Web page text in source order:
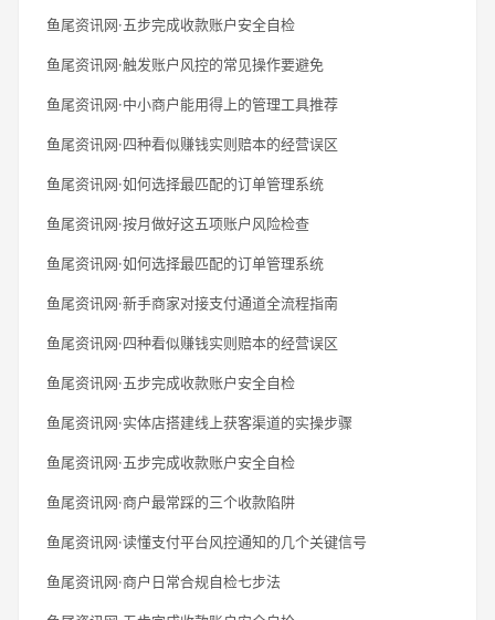
鱼尾资讯网·五步完成收款账户安全自检
鱼尾资讯网·触发账户风控的常见操作要避免
鱼尾资讯网·中小商户能用得上的管理工具推荐
鱼尾资讯网·四种看似赚钱实则赔本的经营误区
鱼尾资讯网·如何选择最匹配的订单管理系统
鱼尾资讯网·按月做好这五项账户风险检查
鱼尾资讯网·如何选择最匹配的订单管理系统
鱼尾资讯网·新手商家对接支付通道全流程指南
鱼尾资讯网·四种看似赚钱实则赔本的经营误区
鱼尾资讯网·五步完成收款账户安全自检
鱼尾资讯网·实体店搭建线上获客渠道的实操步骤
鱼尾资讯网·五步完成收款账户安全自检
鱼尾资讯网·商户最常踩的三个收款陷阱
鱼尾资讯网·读懂支付平台风控通知的几个关键信号
鱼尾资讯网·商户日常合规自检七步法